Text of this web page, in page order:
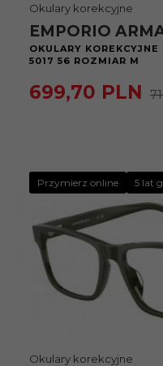
Okulary korekcyjne
EMPORIO
OKULARY
5017 56 ROZMIAR M
699,70 PLN
Przymierz online 5 lat
Okulary korekcyjne